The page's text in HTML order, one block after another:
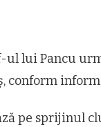
lui Pancu
conform
pe sprijinul